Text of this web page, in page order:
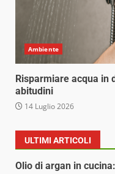
Ambiente
Risparmiare acqua in
abitudini
14 Luglio 2026
ULTIMI ARTICOLI
Olio di argan in